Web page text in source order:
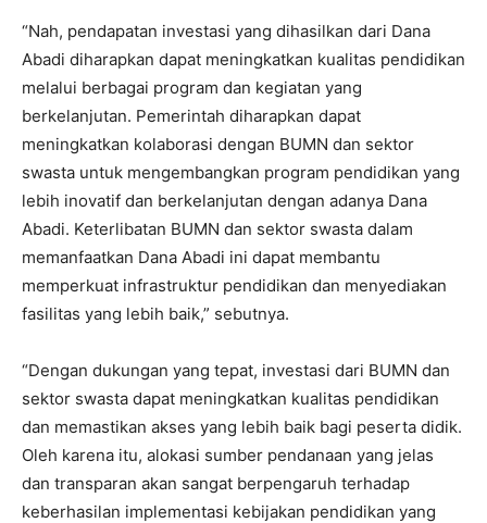
“Nah, pendapatan investasi yang dihasilkan dari Dana
Abadi diharapkan dapat meningkatkan kualitas pendidikan
melalui berbagai program dan kegiatan yang
berkelanjutan. Pemerintah diharapkan dapat
meningkatkan kolaborasi dengan BUMN dan sektor
swasta untuk mengembangkan program pendidikan yang
lebih inovatif dan berkelanjutan dengan adanya Dana
Abadi. Keterlibatan BUMN dan sektor swasta dalam
memanfaatkan Dana Abadi ini dapat membantu
memperkuat infrastruktur pendidikan dan menyediakan
fasilitas yang lebih baik,” sebutnya.
“Dengan dukungan yang tepat, investasi dari BUMN dan
sektor swasta dapat meningkatkan kualitas pendidikan
dan memastikan akses yang lebih baik bagi peserta didik.
Oleh karena itu, alokasi sumber pendanaan yang jelas
dan transparan akan sangat berpengaruh terhadap
keberhasilan implementasi kebijakan pendidikan yang